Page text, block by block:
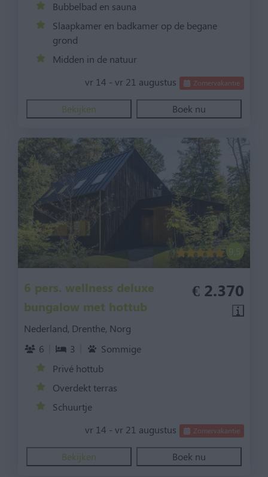
Bubbelbad en sauna
Slaapkamer en badkamer op de begane
grond
Midden in de natuur
vr 14 - vr 21 augustus
Zomervakantie
Bekijken Boek nu
9,5
€ 2.370
6 pers. wellness deluxe
bungalow met hottub
Nederland, Drenthe, Norg
6
3
Sommige
Privé hottub
Overdekt terras
Schuurtje
vr 14 - vr 21 augustus
Zomervakantie
Bekijken Boek nu